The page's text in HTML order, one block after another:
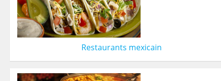
Restaurants mexicain